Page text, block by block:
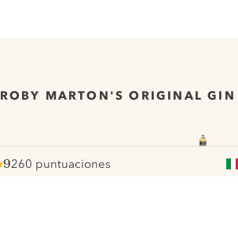
ROBY MARTON'S ORIGINAL GIN
9
pour
260 puntuaciones